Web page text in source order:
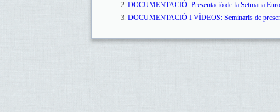
DOCUMENTACIÓ: Presentació de la Setmana
DOCUMENTACIÓ I VÍDEOS: Seminaris de